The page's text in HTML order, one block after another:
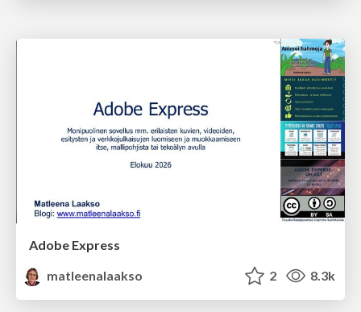
Adobe Express
matleenalaakso
2 8.3k